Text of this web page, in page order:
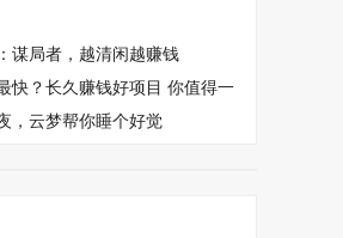
谋局者，越清闲越赚钱
快？长久赚钱好项目 你值得一
，云梦帮你睡个好觉